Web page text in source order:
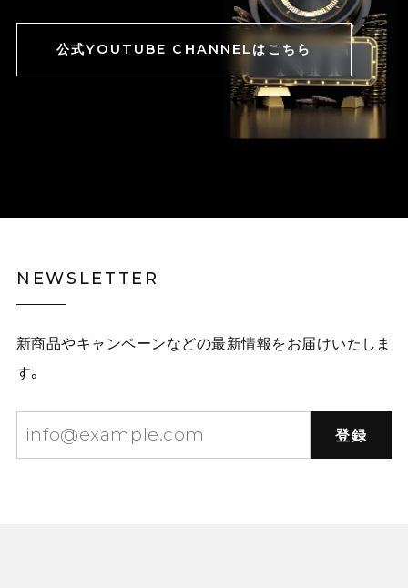
公式YOUTUBE CHANNELはこちら
NEWSLETTER
新商品やキャンペーンなどの最新情報をお届けいたしま
す。
登録